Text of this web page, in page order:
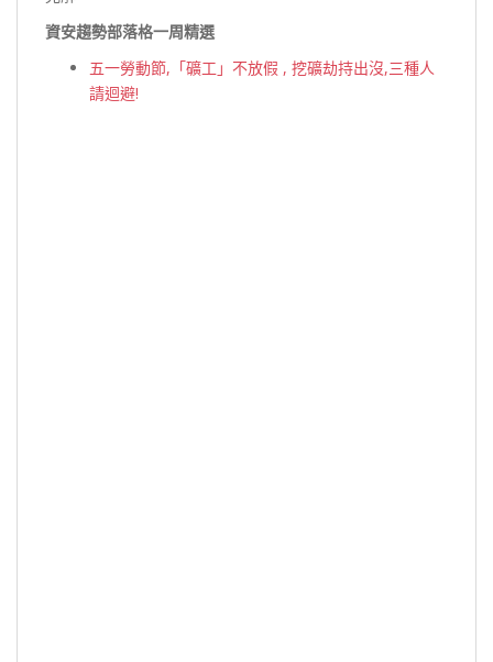
資安趨勢部落格一周精選
五一勞動節,「礦工」不放假 , 挖礦劫持出沒,三種人
請迴避!